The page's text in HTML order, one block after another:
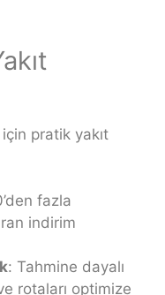
pratik yakıt
fazla
indirim
: Tahmine dayalı
rotaları optimize